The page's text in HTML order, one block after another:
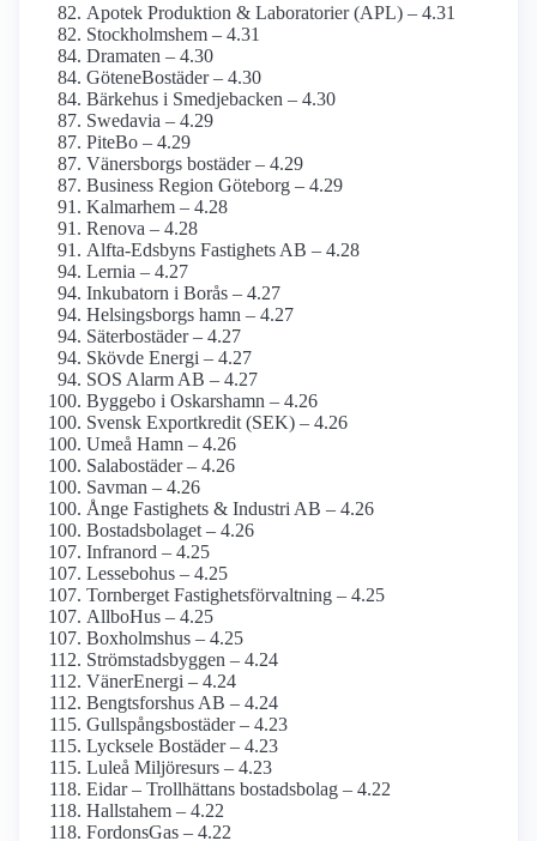
Apotek Produktion & Laboratorier (APL) – 4.31
Stockholmshem – 4.31
Dramaten – 4.30
GöteneBostäder – 4.30
Bärkehus i Smedjebacken – 4.30
Swedavia – 4.29
PiteBo – 4.29
Vänersborgs bostäder – 4.29
Business Region Göteborg – 4.29
Kalmarhem – 4.28
Renova – 4.28
Alfta-Edsbyns Fastighets AB – 4.28
Lernia – 4.27
Inkubatorn i Borås – 4.27
Helsingsborgs hamn – 4.27
Säterbostäder – 4.27
Skövde Energi – 4.27
SOS Alarm AB – 4.27
Byggebo i Oskarshamn – 4.26
Svensk Exportkredit (SEK) – 4.26
Umeå Hamn – 4.26
Salabostäder – 4.26
Savman – 4.26
Ånge Fastighets & Industri AB – 4.26
Bostadsbolaget – 4.26
Infranord – 4.25
Lessebohus – 4.25
Tornberget Fastighetsförvaltning – 4.25
AllboHus – 4.25
Boxholmshus – 4.25
Strömstadsbyggen – 4.24
VänerEnergi – 4.24
Bengtsforshus AB – 4.24
Gullspångsbostäder – 4.23
Lycksele Bostäder – 4.23
Luleå Miljöresurs – 4.23
Eidar – Trollhättans bostadsbolag – 4.22
Hallstahem – 4.22
FordonsGas – 4.22